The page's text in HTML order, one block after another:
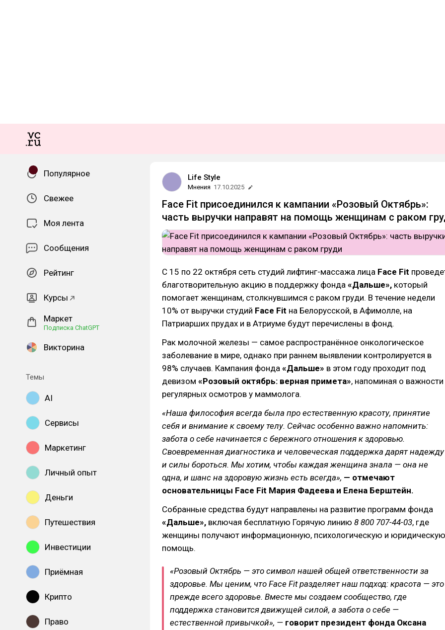
Популярное
Свежее
Моя лента
Сообщения
Рейтинг
Курсы
Маркет
Подписка ChatGPT
Викторина
Темы
AI
Сервисы
Маркетинг
Личный опыт
Деньги
Путешествия
Инвестиции
Приёмная
Крипто
Право
Life Style
Мнения 17.10.2025
Face Fit присоединился к кампании «Розовый Октябрь»:
часть выручки направят на помощь женщинам с раком
С 15 по 22 октября сеть студий лифтинг-массажа лица Face Fit
благотворительную акцию в поддержку фонда «Дальше», который
помогает женщинам, столкнувшимся с раком груди. В течение недели
10% от выручки студий Face Fit на Белорусской, в Афимолле, на
Патриарших прудах и в Атриуме будут перечислены в фонд.
Рак молочной железы — самое распространённое онкологическое
заболевание в мире, однако при раннем выявлении контролируется в
98% случаев. Кампания фонда «Дальше» в этом году проходит под
девизом «Розовый октябрь: верная примета», напоминая о важности
регулярных осмотров у маммолога.
«Наша философия всегда была про естественную красоту, принятие
себя и внимание к своему телу. Сейчас особенно важно напомнить:
забота о себе начинается с бережного отношения к здоровью.
Своевременная диагностика и человеческая поддержка дарят надежду
и силы бороться. Мы хотим, чтобы каждая женщина знала — она не
одна, и шанс на здоровую жизнь есть всегда», — отмечают
основательницы Face Fit Мария Фадеева и Елена Берштейн.
Собранные средства будут направлены на развитие программ фонда
«Дальше», включая бесплатную Горячую линию 8 800 707-44-03, где
женщины получают информационную, психологическую и юридическую
помощь.
«Розовый Октябрь — это символ нашей общей ответственности за
здоровье. Мы ценим, что Face Fit разделяет наш подход: красота — это
прежде всего здоровье. Вместе мы создаем сообщество, где
поддержка становится движущей силой, а забота о себе —
естественной привычкой», — говорит президент фонда Оксана